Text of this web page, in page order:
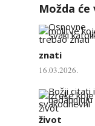
Možda
znati
16.03.2026.
život